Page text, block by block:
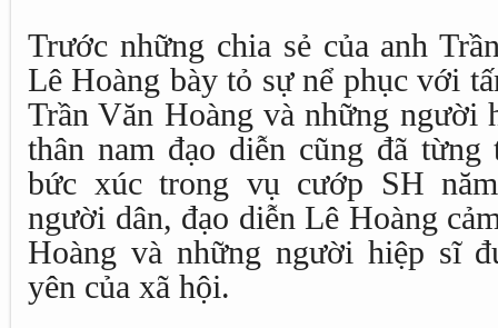
Trước những chia sẻ của anh
Lê Hoàng bày tỏ sự nể phục với
Trần Văn Hoàng và những người
thân nam đạo diễn cũng đã
bức xúc trong vụ cướp SH
người dân, đạo diễn Lê Hoàng
Hoàng và những người hiệp sĩ
yên của xã hội.